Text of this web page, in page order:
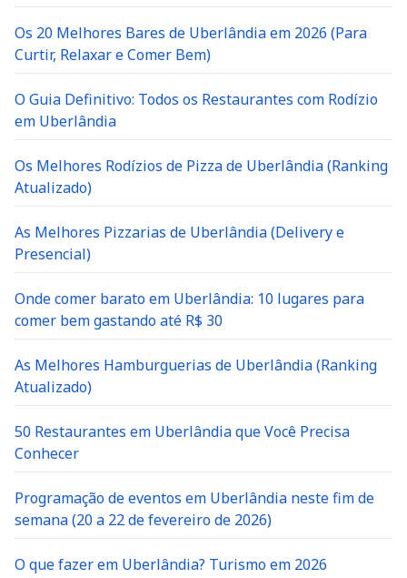
Os 20 Melhores Bares de Uberlândia em 2026 (Para
Curtir, Relaxar e Comer Bem)
O Guia Definitivo: Todos os Restaurantes com Rodízio
em Uberlândia
Os Melhores Rodízios de Pizza de Uberlândia (Ranking
Atualizado)
As Melhores Pizzarias de Uberlândia (Delivery e
Presencial)
Onde comer barato em Uberlândia: 10 lugares para
comer bem gastando até R$ 30
As Melhores Hamburguerias de Uberlândia (Ranking
Atualizado)
50 Restaurantes em Uberlândia que Você Precisa
Conhecer
Programação de eventos em Uberlândia neste fim de
semana (20 a 22 de fevereiro de 2026)
O que fazer em Uberlândia? Turismo em 2026